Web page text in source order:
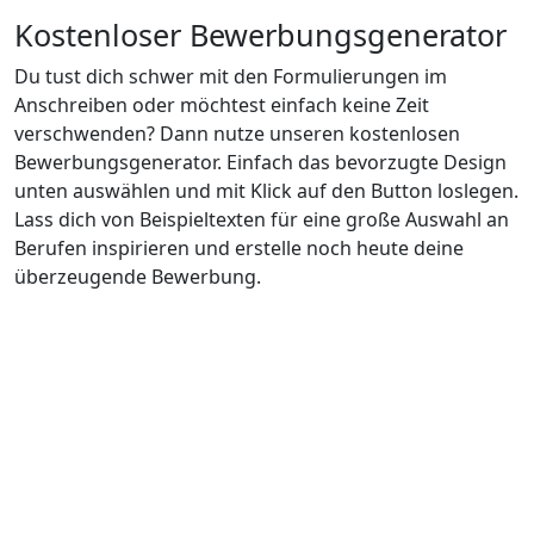
Kostenloser Bewerbungsgenerator
Du tust dich schwer mit den Formulierungen im
Anschreiben oder möchtest einfach keine Zeit
verschwenden? Dann nutze unseren kostenlosen
Bewerbungsgenerator. Einfach das bevorzugte Design
unten auswählen und mit Klick auf den Button loslegen.
Lass dich von Beispieltexten für eine große Auswahl an
Berufen inspirieren und erstelle noch heute deine
überzeugende Bewerbung.